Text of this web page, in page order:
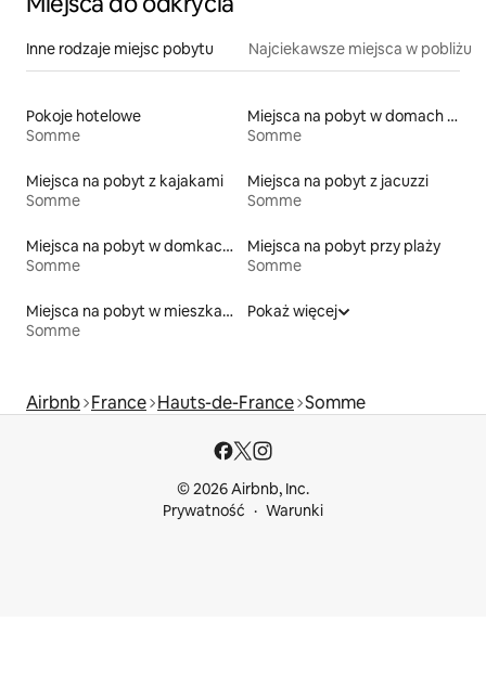
Inne rodzaje miejsc pobytu Najciekawsze miejsca w pobliżu
Pokoje hotelowe
Somme
Miejsca na pobyt w domach wakacyjnych
Somme
Miejsca na pobyt z kajakami
Somme
Miejsca na pobyt z jacuzzi
Somme
Miejsca na pobyt w domkach ekologicznych na łonie przyrody
Somme
Miejsca na pobyt przy plaży
Somme
Miejsca na pobyt w mieszkaniach
Somme
Pokaż więcej
Airbnb France Hauts-de-France Somme
© 2026 Airbnb, Inc.
Prywatność
Warunki